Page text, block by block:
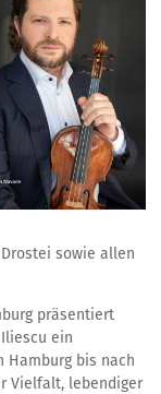
sowie allen
präsentiert
ein
Hamburg bis nach
Vielfalt, lebendiger